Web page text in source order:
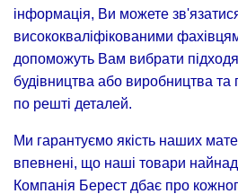
інформація, Ви можете
висококваліфікованими
допоможуть Вам вибрати
будівництва або виробництва та
по решті деталей.
Ми гарантуємо якість наших
впевнені, що наші товари
Компанія Берест дбає про